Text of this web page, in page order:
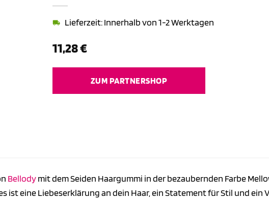
11,28€
Lieferzeit: Innerhalb von 1-2 Werktagen
ZUM PARTNERSHOP
Bellodymit dem Seiden Haargummi in der bezaubernden Farbe
ist eine Liebeserklärung an dein Haar, ein Statement für Stil und ein